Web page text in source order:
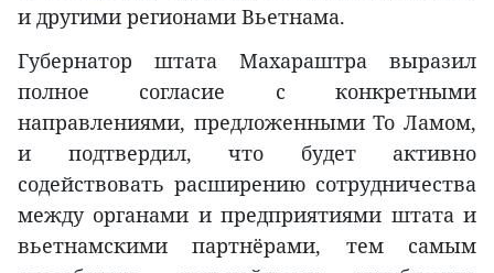
и другими регионами Вьетнама.
Губернатор штата Махараштра выразил
полное согласие с конкретными
направлениями, предложенными То Ламом,
и подтвердил, что будет активно
содействовать расширению сотрудничества
между органами и предприятиями штата и
вьетнамскими партнёрами, тем самым